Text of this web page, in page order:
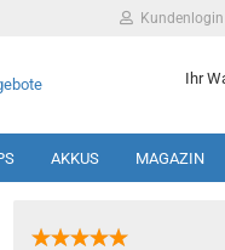
Kundenlogin
Ihr
AKKUS MAGAZIN